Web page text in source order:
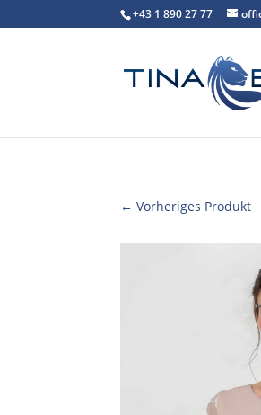
+43 1 890 27 77
← Vorheriges Produkt